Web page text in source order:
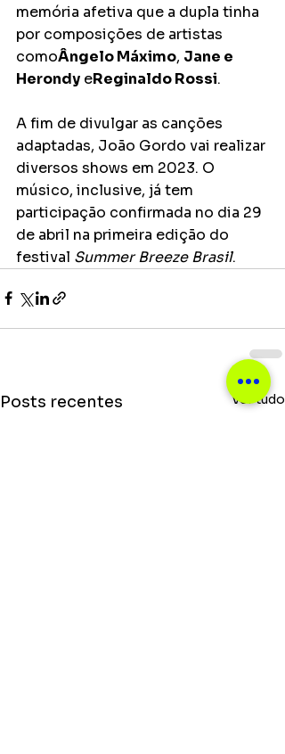
memória afetiva que a dupla tinha
por composições de artistas
comoÂngelo Máximo, Jane e
Herondy eReginaldo Rossi.
A fim de divulgar as canções
adaptadas, João Gordo vai realizar
diversos shows em 2023. O
músico, inclusive, já tem
participação confirmada no dia 29
de abril na primeira edição do
festival Summer Breeze Brasil.
Posts recentes Ver tudo